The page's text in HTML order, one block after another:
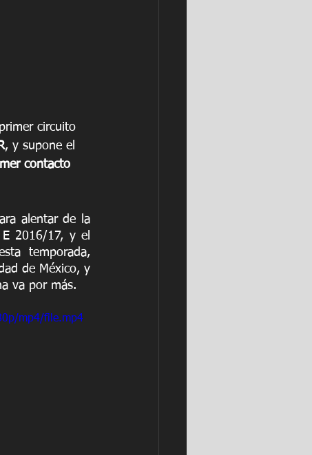
circuito
, y supone el
contacto
alentar de la
2016/17, y el
temporada,
de México, y
va por más.
mp4/file.mp4